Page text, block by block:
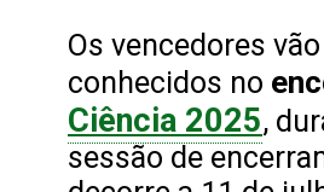
Os vencedores
conhecidos no
Ciência 2025,
sessão de